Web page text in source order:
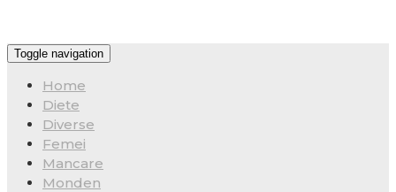
Toggle navigation
Home
Diete
Diverse
Femei
Mancare
Monden